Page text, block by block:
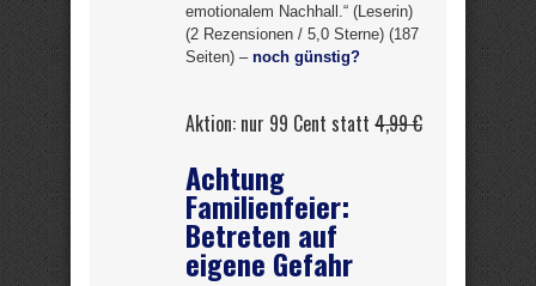
emotionalem Nachhall.“ (Leserin)
(2 Rezensionen / 5,0 Sterne) (187
Seiten) – noch günstig?
Aktion: nur 99 Cent statt 4,99 €
Achtung
Familienfeier:
Betreten auf
eigene Gefahr